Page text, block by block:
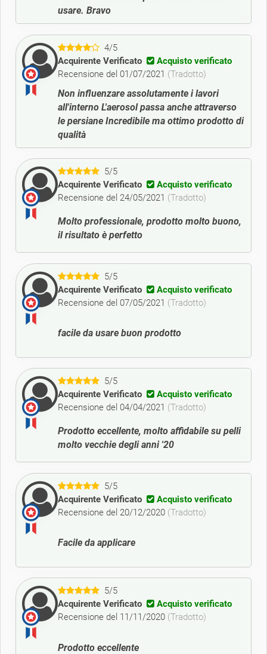
usare. Bravo
4/5
Acquirente Verificato
Acquisto verificato
Recensione del 01/07/2021 (Tradotto)
Non influenzare assolutamente i lavori
all'interno L'aerosol passa anche attraverso
le persiane Incredibile ma ottimo prodotto di
qualità
5/5
Acquirente Verificato
Acquisto verificato
Recensione del 24/05/2021 (Tradotto)
Molto professionale, prodotto molto buono,
il risultato è perfetto
5/5
Acquirente Verificato
Acquisto verificato
Recensione del 07/05/2021 (Tradotto)
facile da usare buon prodotto
5/5
Acquirente Verificato
Acquisto verificato
Recensione del 04/04/2021 (Tradotto)
Prodotto eccellente, molto affidabile su pelli
molto vecchie degli anni '20
5/5
Acquirente Verificato
Acquisto verificato
Recensione del 20/12/2020 (Tradotto)
Facile da applicare
5/5
Acquirente Verificato
Acquisto verificato
Recensione del 11/11/2020 (Tradotto)
Prodotto eccellente